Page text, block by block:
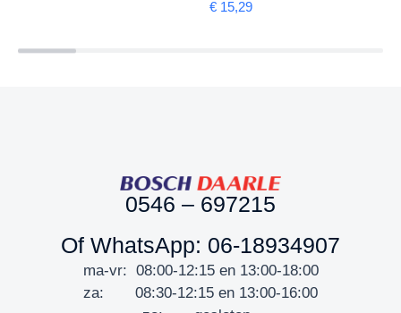
€ 15,29
0546 – 697215
Of WhatsApp: 06-18934907
ma-vr: 08:00-12:15 en 13:00-18:00
za: 08:30-12:15 en 13:00-16:00